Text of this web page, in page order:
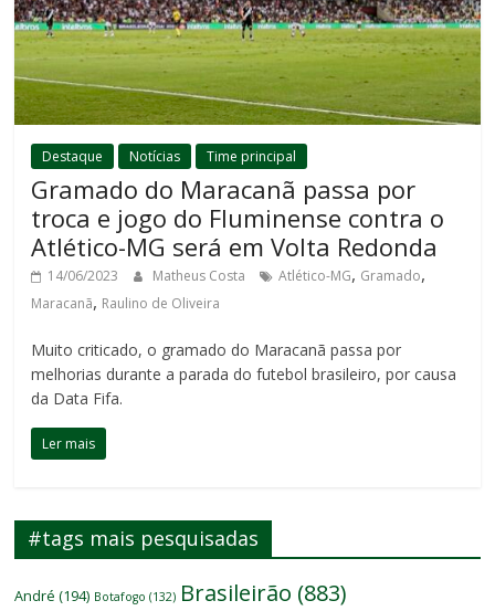
Destaque Notícias Time principal
Gramado do Maracanã passa por
troca e jogo do Fluminense contra o
Atlético-MG será em Volta Redonda
14/06/2023 Matheus Costa Atlético-MG, Gramado,
Maracanã, Raulino de Oliveira
Muito criticado, o gramado do Maracanã passa por
melhorias durante a parada do futebol brasileiro, por causa
da Data Fifa.
Ler mais
#tags mais pesquisadas
André (194) Botafogo (132) Brasileirão (883)